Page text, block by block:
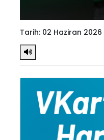
Tarih: 02 Haziran 2026